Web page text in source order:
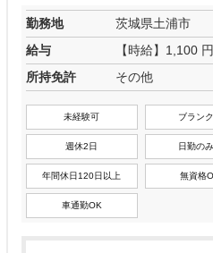
勤務地
茨城県土浦市
給与
【時給】1,100 円
所持免許
その他
未経験可 ブランク
週休2日 日勤のみ
年間休日120日以上 無資格
車通勤OK